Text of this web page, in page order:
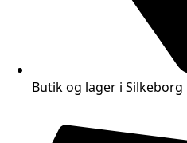
Butik og lager i Silkeborg